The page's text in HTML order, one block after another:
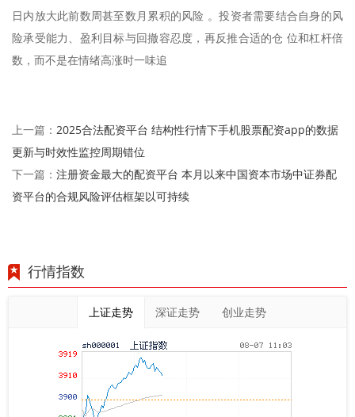
日内放大此前数周甚至数月累积的风险 。投资者需要结合自身的风
险承受能力、盈利目标与回撤容忍度，再反推合适的仓 位和杠杆倍
数，而不是在情绪高涨时一味追
上一篇： 2025合法配资平台 结构性行情下手机股票配资app的数据
更新与时效性监控周期错位
下一篇： 注册资金最大的配资平台 本月以来中国资本市场中证券配
资平台的合规风险评估框架以可持续
行情指数
上证走势 深证走势 创业走势